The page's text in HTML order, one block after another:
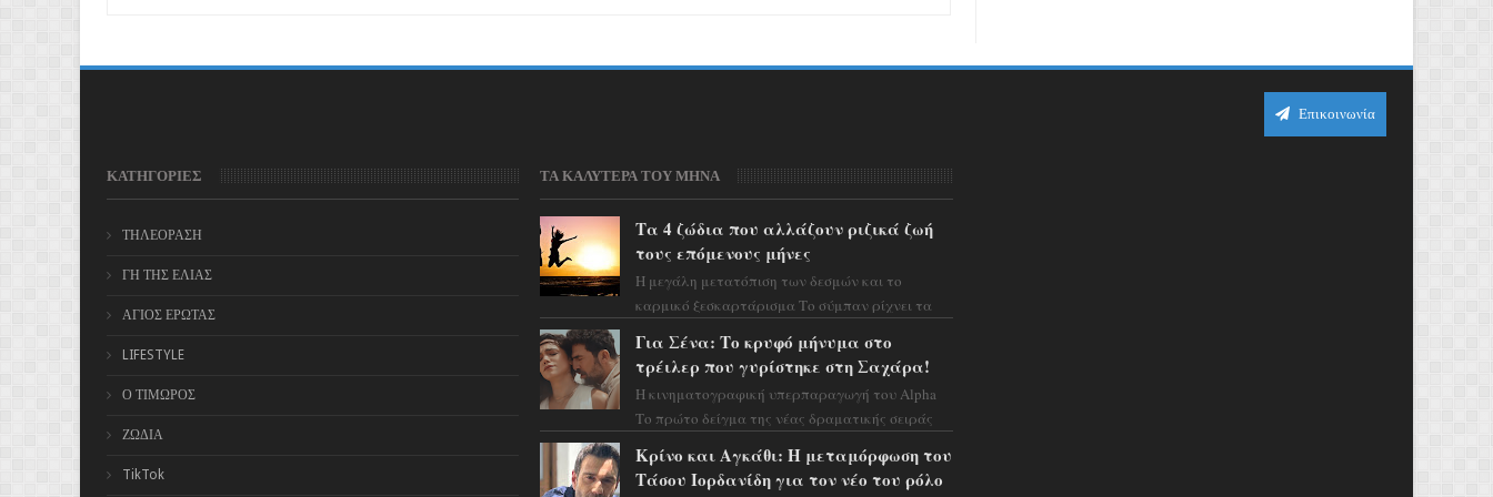
Επικοινωνία
ΚΑΤΗΓΟΡΙΕΣ
ΤΗΛΕΟΡΑΣΗ
ΓΗ ΤΗΣ ΕΛΙΑΣ
ΑΓΙΟΣ ΕΡΩΤΑΣ
LIFESTYLE
Ο ΤΙΜΩΡΟΣ
ΖΩΔΙΑ
TikTok
ΤΑ ΚΑΛΥΤΕΡΑ ΤΟΥ ΜΗΝΑ
Τα 4 ζώδια που αλλάζουν ριζικά ζωή
τους επόμενους μήνες
Η μεγάλη μετατόπιση των δεσμών και το
καρμικό ξεσκαρτάρισμα Το σύμπαν ρίχνει τα
προειδοποιεί: οι σελην...
Για Σένα: Το κρυφό μήνυμα στο
τρέιλερ που γυρίστηκε στη Σαχάρα!
Η κινηματογραφική υπερπαραγωγή του Alpha
Το πρώτο δείγμα της νέας δραματικής σειράς
κάθε π...
Κρίνο και Αγκάθι: Η μεταμόρφωση του
Τάσου Ιορδανίδη για τον νέο του ρόλο